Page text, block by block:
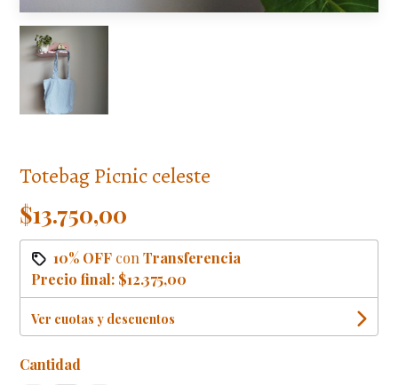
Totebag Picnic celeste
$13.750,00
10% OFF conTransferencia
Precio final: $12.375,00
Ver cuotas y descuentos
Cantidad